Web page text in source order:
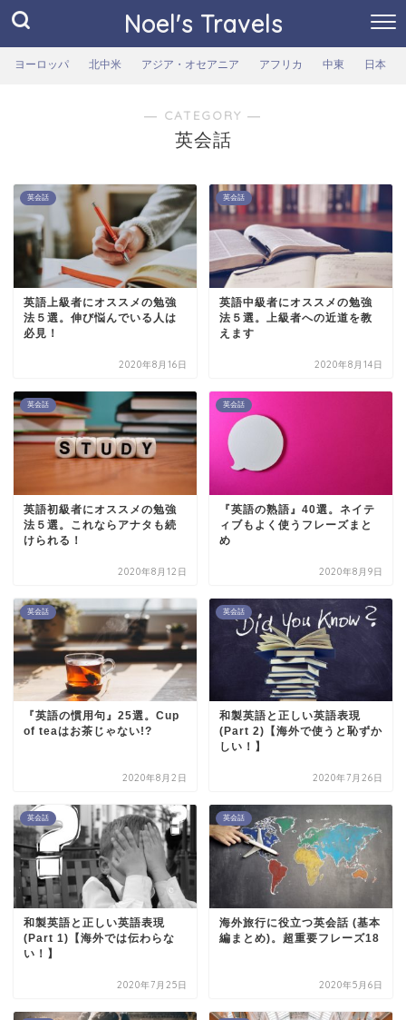
Noel's Travels
ヨーロッパ 北中米 アジア・オセアニア アフリカ 中東 日本
― CATEGORY ―
英会話
英会話
英語上級者にオススメの勉強
法５選。伸び悩んでいる人は
必見！
2020年8月16日
英会話
英語中級者にオススメの勉強
法５選。上級者への近道を教
えます
2020年8月14日
英会話
英語初級者にオススメの勉強
法５選。これならアナタも続
けられる！
2020年8月12日
英会話
『英語の熟語』40選。ネイテ
ィブもよく使うフレーズまと
め
2020年8月9日
英会話
『英語の慣用句』25選。Cup
of teaはお茶じゃない!?
2020年8月2日
英会話
和製英語と正しい英語表現
(Part 2)【海外で使うと恥ずか
しい！】
2020年7月26日
英会話
和製英語と正しい英語表現
(Part 1)【海外では伝わらな
い！】
2020年7月25日
英会話
海外旅行に役立つ英会話 (基本
編まとめ)。超重要フレーズ18
2020年5月6日